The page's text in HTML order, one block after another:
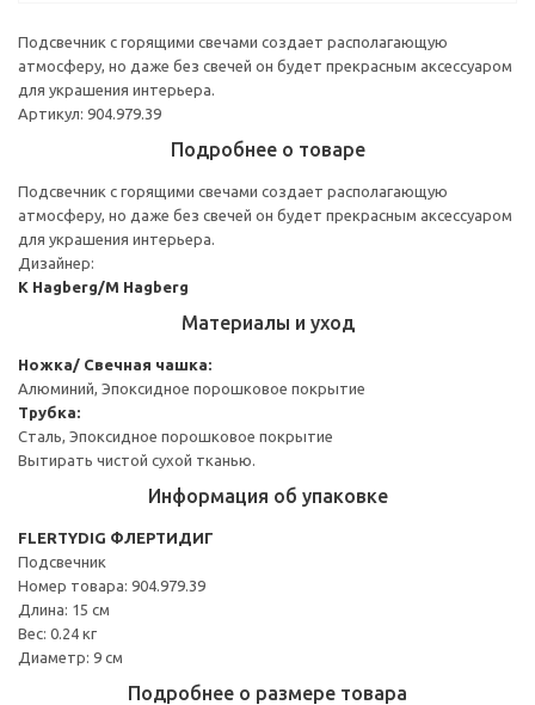
Подсвечник с горящими свечами создает располагающую
атмосферу, но даже без свечей он будет прекрасным аксессуаром
для украшения интерьера.
Артикул: 904.979.39
Подробнее о товаре
Подсвечник с горящими свечами создает располагающую
атмосферу, но даже без свечей он будет прекрасным аксессуаром
для украшения интерьера.
Дизайнер:
K Hagberg/M Hagberg
Материалы и уход
Ножка/ Свечная чашка:
Алюминий, Эпоксидное порошковое покрытие
Трубка:
Сталь, Эпоксидное порошковое покрытие
Вытирать чистой сухой тканью.
Информация об упаковке
FLERTYDIG ФЛЕРТИДИГ
Подсвечник
Номер товара: 904.979.39
Длина: 15 см
Вес: 0.24 кг
Диаметр: 9 см
Подробнее о размере товара